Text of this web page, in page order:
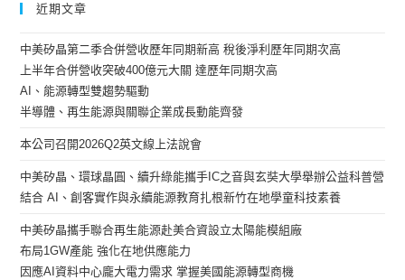
近期文章
中美矽晶第二季合併營收歷年同期新高 稅後淨利歷年同期次高
上半年合併營收突破400億元大關 達歷年同期次高
AI、能源轉型雙趨勢驅動
半導體、再生能源與關聯企業成長動能齊發
本公司召開2026Q2英文線上法說會
中美矽晶、環球晶圓、續升綠能攜手IC之音與玄奘大學舉辦公益科普營
結合 AI、創客實作與永續能源教育扎根新竹在地學童科技素養
中美矽晶攜手聯合再生能源赴美合資設立太陽能模組廠
布局1GW產能 強化在地供應能力
因應AI資料中心龐大電力需求 掌握美國能源轉型商機